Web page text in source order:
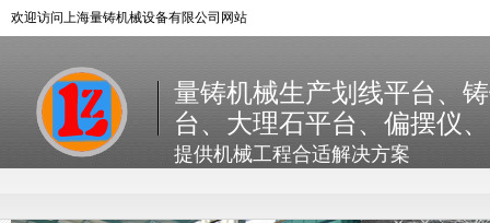
欢迎访问上海量铸机械设备有限公司网站
量铸机械生产划线平台、
台、大理石平台、偏摆仪
提供机械工程合适解决方案